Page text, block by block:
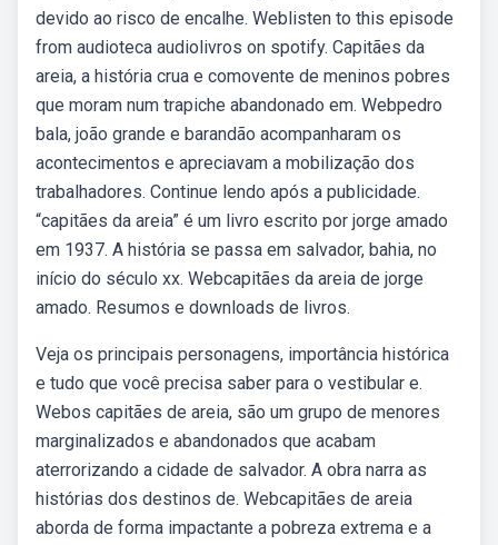
devido ao risco de encalhe. Weblisten to this episode
from audioteca audiolivros on spotify. Capitães da
areia, a história crua e comovente de meninos pobres
que moram num trapiche abandonado em. Webpedro
bala, joão grande e barandão acompanharam os
acontecimentos e apreciavam a mobilização dos
trabalhadores. Continue lendo após a publicidade.
“capitães da areia” é um livro escrito por jorge amado
em 1937. A história se passa em salvador, bahia, no
início do século xx. Webcapitães da areia de jorge
amado. Resumos e downloads de livros.
Veja os principais personagens, importância histórica
e tudo que você precisa saber para o vestibular e.
Webos capitães de areia, são um grupo de menores
marginalizados e abandonados que acabam
aterrorizando a cidade de salvador. A obra narra as
histórias dos destinos de. Webcapitães de areia
aborda de forma impactante a pobreza extrema e a